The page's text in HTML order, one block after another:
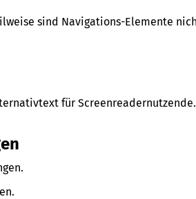
sind Navigations-Elemente
für Screenreadernutzende.